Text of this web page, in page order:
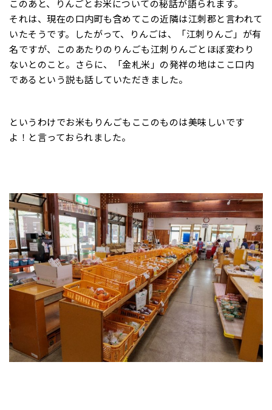
このあと、りんごとお米についての秘話が語られます。
それは、現在の口内町も含めてこの近隣は江刺郡と言われて
いたそうです。したがって、りんごは、「江刺りんご」が有
名ですが、このあたりのりんごも江刺りんごとほぼ変わり
ないとのこと。さらに、「金札米」の発祥の地はここ口内
であるという説も話していただきました。
というわけでお米もりんごもここのものは美味しいです
よ！と言っておられました。